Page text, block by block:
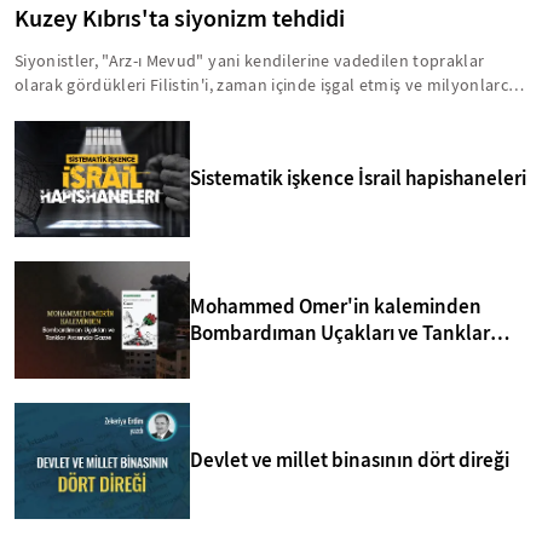
Kuzey Kıbrıs'ta siyonizm tehdidi
Siyonistler, "Arz-ı Mevud" yani kendilerine vadedilen topraklar
olarak gördükleri Filistin'i, zaman içinde işgal etmiş ve milyonlarca
Kıbrıs'ı da Arz-ı Mevud'un içinde görmektedir. Bu anlamda, yavru
vatanla ilgili birtakım sinsi faaliyetler yürütülmektedir. İşte, Kuzey
Kıbrıs'taki siyonizm tehdidi hakkında bilmeniz gerekenler...
Sistematik işkence İsrail hapishaneleri
Mohammed Omer'in kaleminden
Bombardıman Uçakları ve Tanklar
Devlet ve millet binasının dört direği